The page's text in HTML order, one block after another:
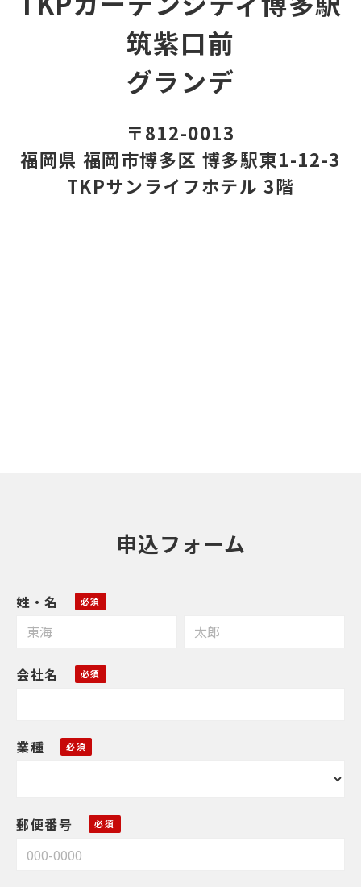
筑紫口前
グランデ
〒812-0013
福岡県 福岡市博多区 博多駅東1-12-3
TKPサンライフホテル 3階
申込フォーム
姓・名
会社名
業種
郵便番号